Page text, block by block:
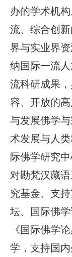
办的学术机
流、综合创
界与实业界
纳国际一流
流科研成果
容、开放的
与发展佛学
术发展与人
际佛学研究
对勘梵汉藏
究基金、支
坛、国际佛
《国际佛学
学，支持国